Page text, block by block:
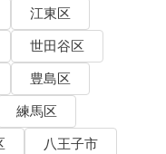
江東区
世田谷区
豊島区
練馬区
八王子市